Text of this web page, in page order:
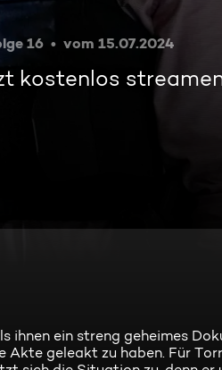
16 vom 15.07.2024
kostenlos
ihnen ein streng geheimes
geleakt zu haben. Für